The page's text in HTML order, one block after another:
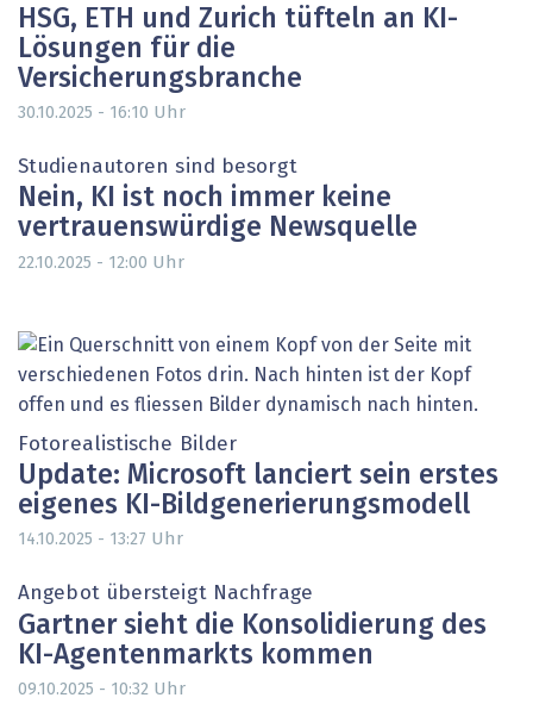
HSG, ETH und Zurich tüfteln an KI-
Lösungen für die
Versicherungsbranche
30.10.2025 - 16:10 Uhr
Studienautoren sind besorgt
Nein, KI ist noch immer keine
vertrauenswürdige Newsquelle
22.10.2025 - 12:00 Uhr
Fotorealistische Bilder
Update: Microsoft lanciert sein erstes
eigenes KI-Bildgenerierungsmodell
14.10.2025 - 13:27 Uhr
Angebot übersteigt Nachfrage
Gartner sieht die Konsolidierung des
KI-Agentenmarkts kommen
09.10.2025 - 10:32 Uhr